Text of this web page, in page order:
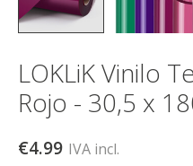
LOKLiK Vinilo
Rojo - 30,5 x
€4.99 IVA incl.